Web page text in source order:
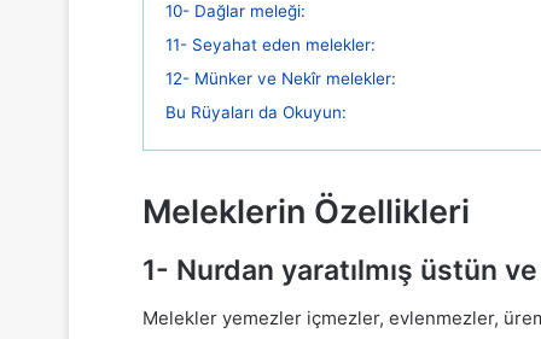
10- Dağlar meleği:
11- Seyahat eden melekler:
12- Münker ve Nekîr melekler:
Bu Rüyaları da Okuyun:
Meleklerin Özellikleri
1- Nurdan yaratılmış üstün
Melekler yemezler içmezler, evlenmezler,